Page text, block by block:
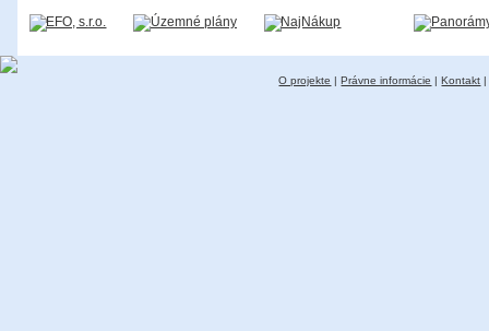
O projekte |Právne informácie |Kontakt